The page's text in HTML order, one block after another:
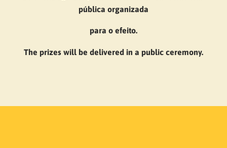
pública organizada
para o efeito.
The prizes will be delivered in a public ceremony.